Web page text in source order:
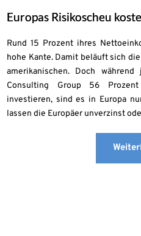
Europas Risikoscheu
Rund 15 Prozent ihres
hohe Kante. Damit beläuft sich
amerikanischen. Doch
Consulting Group 56
investieren, sind es in Europa
lassen die Europäer unverzinst